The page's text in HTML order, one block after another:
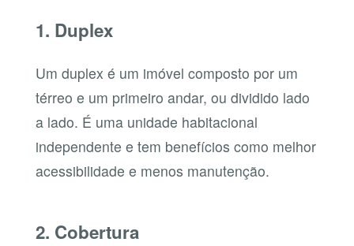
1. Duplex
Um duplex é um imóvel composto por um
térreo e um primeiro andar, ou dividido lado
a lado. É uma unidade habitacional
independente e tem benefícios como melhor
acessibilidade e menos manutenção.
2. Cobertura